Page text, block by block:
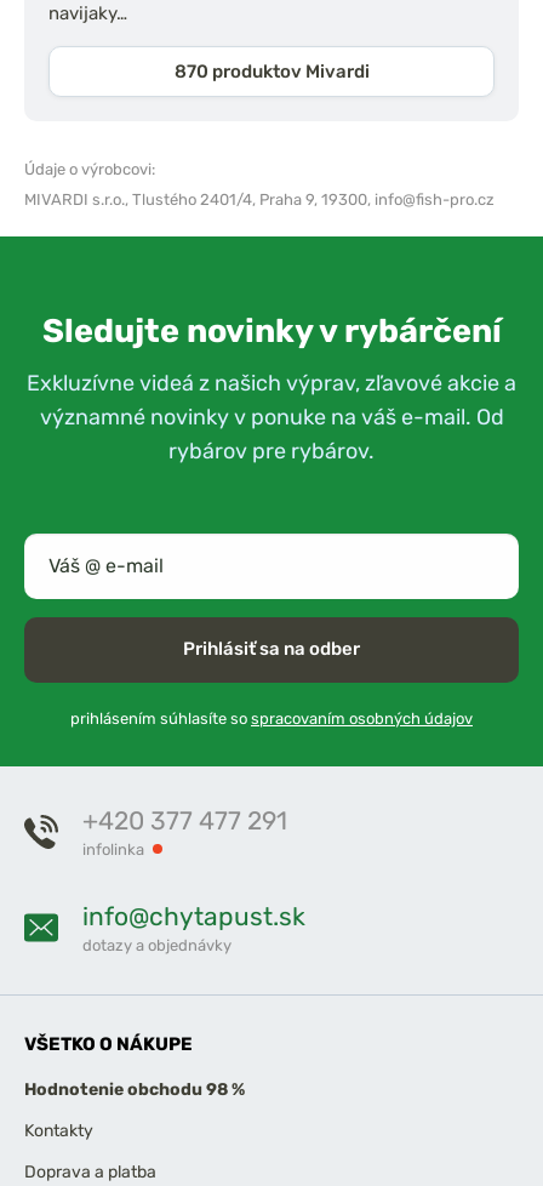
navijaky…
870 produktov Mivardi
Údaje o výrobcovi:
MIVARDI s.r.o., Tlustého 2401/4, Praha 9, 19300, info@fish-pro.cz
Sledujte novinky v rybárčení
Exkluzívne videá z našich výprav, zľavové akcie a
významné novinky v ponuke na váš e-mail. Od
rybárov pre rybárov.
Prihlásiť sa na odber
prihlásením súhlasíte so spracovaním osobných údajov
+420 377 477 291
infolinka
info@chytapust.sk
dotazy a objednávky
VŠETKO O NÁKUPE
Hodnotenie obchodu 98 %
Kontakty
Doprava a platba